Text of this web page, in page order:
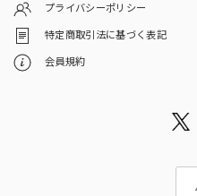
プライバシーポリシー
特定商取引法に基づく表記
会員規約